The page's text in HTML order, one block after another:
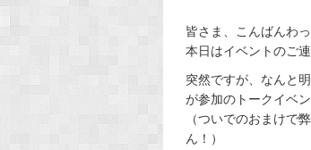
c
e
b
o
o
皆さま、こんばんわ
本日はイベントのご
突然ですが、なんと
が参加のトークイベ
（ついでのおまけで
ん！）